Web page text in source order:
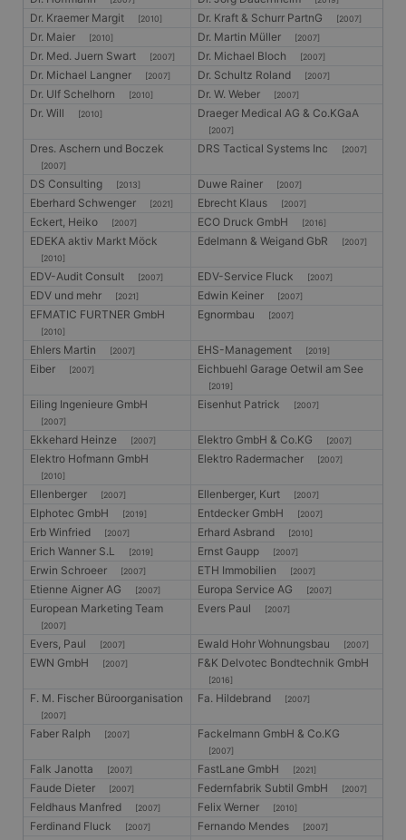
Dr. Kraemer Margit [2010] Dr. Kraft & Schurr PartnG [2007]
Dr. Maier [2010] Dr. Martin Müller [2007]
Dr. Med. Juern Swart [2007] Dr. Michael Bloch [2007]
Dr. Michael Langner [2007] Dr. Schultz Roland [2007]
Dr. Ulf Schelhorn [2010] Dr. W. Weber [2007]
Dr. Will [2010] Draeger Medical AG & Co.KGaA
[2007]
Dres. Aschern und Boczek
[2007]
DRS Tactical Systems Inc [2007]
DS Consulting [2013] Duwe Rainer [2007]
Eberhard Schwenger [2021] Ebrecht Klaus [2007]
Eckert, Heiko [2007] ECO Druck GmbH [2016]
EDEKA aktiv Markt Möck
[2010]
Edelmann & Weigand GbR [2007]
EDV-Audit Consult [2007] EDV-Service Fluck [2007]
EDV und mehr [2021] Edwin Keiner [2007]
EFMATIC FURTNER GmbH
[2010]
Egnormbau [2007]
Ehlers Martin [2007] EHS-Management [2019]
Eiber [2007] Eichbuehl Garage Oetwil am See
[2019]
Eiling Ingenieure GmbH
[2007]
Eisenhut Patrick [2007]
Ekkehard Heinze [2007] Elektro GmbH & Co.KG [2007]
Elektro Hofmann GmbH
[2010]
Elektro Radermacher [2007]
Ellenberger [2007] Ellenberger, Kurt [2007]
Elphotec GmbH [2019] Entdecker GmbH [2007]
Erb Winfried [2007] Erhard Asbrand [2010]
Erich Wanner S.L [2019] Ernst Gaupp [2007]
Erwin Schroeer [2007] ETH Immobilien [2007]
Etienne Aigner AG [2007] Europa Service AG [2007]
European Marketing Team
[2007]
Evers Paul [2007]
Evers, Paul [2007] Ewald Hohr Wohnungsbau [2007]
EWN GmbH [2007] F&K Delvotec Bondtechnik GmbH
[2016]
F. M. Fischer Büroorganisation
[2007]
Fa. Hildebrand [2007]
Faber Ralph [2007] Fackelmann GmbH & Co.KG
[2007]
Falk Janotta [2007] FastLane GmbH [2021]
Faude Dieter [2007] Federnfabrik Subtil GmbH [2007]
Feldhaus Manfred [2007] Felix Werner [2010]
Ferdinand Fluck [2007] Fernando Mendes [2007]